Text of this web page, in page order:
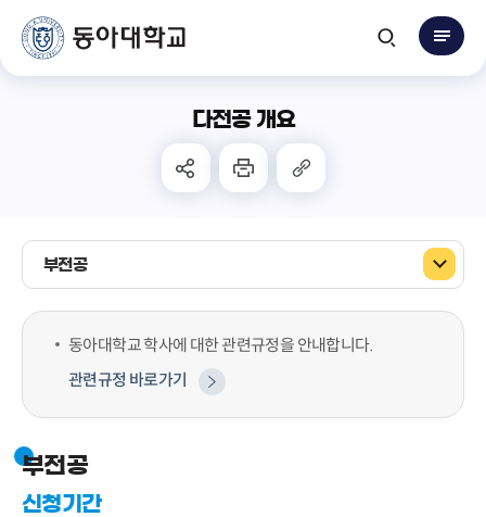
다전공 개요
부전공
동아대학교 학사에 대한 관련규정을 안내합니다.
관련규정 바로가기
부전공
신청기간